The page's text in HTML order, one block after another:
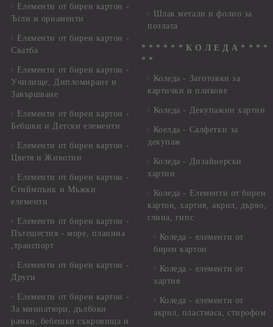
Елементи от бирен картон -
Ъгли и орнаменти
Елементи от бирен картон -
Сватба
Елементи от бирен картон -
Училище, Дипломиране и
Завършване
Елементи от бирен картон -
Бебшки и Детски елементи
Елементи от бирен картон -
Цветя и Животни
Елементи от бирен картон -
Стиймпънк и Мъжки
елементи
Елементи от бирен картон -
Пътешестия - море, планина
,транспорт
Елементи от бирен картон -
Други
Елементи от бирен картон -
За миниатюри, дълбоки
рамки, бебешки съкровища и
Шлак метали и фолио за
позлата
* * * * * * К О Л Е Д А * * * *
* *
Коледа - Заготовки за
картички и пликове
Коледа - Декупажни хартии
Коелда - Салфетки за
декупаж
Коледа - Дизайнерски
хартии
Коледа - Eлементи от бирен
картон, хартия, акрил, дърво,
глина, гипс
Коледа - елементи от
бирен картон
Коледа - елементи от
хартия
Коледа - елементи от
акрил, пластмаса, стирофом